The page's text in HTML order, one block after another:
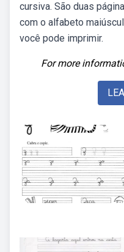
cursiva. São duas
com o alfabeto
você pode imprimir.
For more